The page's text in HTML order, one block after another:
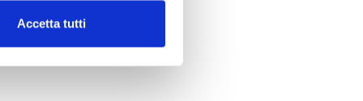
Accetta tutti
te